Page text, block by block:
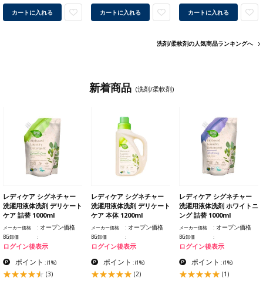
カートに入れる カートに入れる カートに入れる
洗剤/柔軟剤の人気商品ランキングへ
新着商品 (洗剤/柔軟剤)
レディケア シグネチャー
洗濯用液体洗剤 デリケート
ケア 詰替 1000ml
メーカー価格 オープン価格
BG卸価
ログイン後表示
ポイント :(1%)
(3)
レディケア シグネチャー
洗濯用液体洗剤 デリケート
ケア 本体 1200ml
メーカー価格 オープン価格
BG卸価
ログイン後表示
ポイント :(1%)
(2)
レディケア シグネチャー
洗濯用液体洗剤 ホワイトニ
ング 詰替 1000ml
メーカー価格 オープン価格
BG卸価
ログイン後表示
ポイント :(1%)
(1)